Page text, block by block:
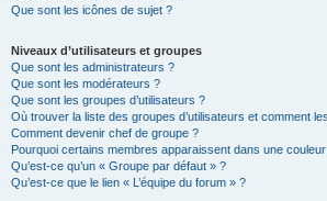
Que sont les icônes de sujet ?
Niveaux d’utilisateurs et groupes
Que sont les administrateurs ?
Que sont les modérateurs ?
Que sont les groupes d’utilisateurs ?
Où trouver la liste des groupes d’utilisateurs et comment
Comment devenir chef de groupe ?
Pourquoi certains membres apparaissent dans une
Qu’est-ce qu’un « Groupe par défaut » ?
Qu’est-ce que le lien « L’équipe du forum » ?